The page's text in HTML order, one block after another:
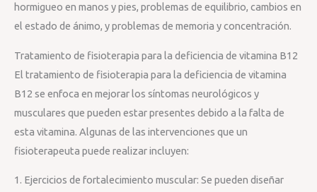
hormigueo en manos y pies, problemas de equilibrio, cambios en
el estado de ánimo, y problemas de memoria y concentración.
Tratamiento de fisioterapia para la deficiencia de vitamina B12
El tratamiento de fisioterapia para la deficiencia de vitamina
B12 se enfoca en mejorar los síntomas neurológicos y
musculares que pueden estar presentes debido a la falta de
esta vitamina. Algunas de las intervenciones que un
fisioterapeuta puede realizar incluyen:
1. Ejercicios de fortalecimiento muscular: Se pueden diseñar